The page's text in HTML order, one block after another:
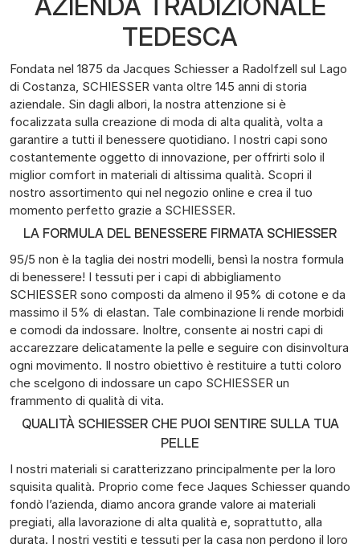
TEDESCA
Fondata nel 1875 da Jacques Schiesser a Radolfzell sul Lago
di Costanza, SCHIESSER vanta oltre 145 anni di storia
aziendale. Sin dagli albori, la nostra attenzione si è
focalizzata sulla creazione di moda di alta qualità, volta a
garantire a tutti il benessere quotidiano. I nostri capi sono
costantemente oggetto di innovazione, per offrirti solo il
miglior comfort in materiali di altissima qualità. Scopri il
nostro assortimento qui nel negozio online e crea il tuo
momento perfetto grazie a SCHIESSER.
LA FORMULA DEL BENESSERE FIRMATA SCHIESSER
95/5 non è la taglia dei nostri modelli, bensì la nostra formula
di benessere! I tessuti per i capi di abbigliamento
SCHIESSER sono composti da almeno il 95% di cotone e da
massimo il 5% di elastan. Tale combinazione li rende morbidi
e comodi da indossare. Inoltre, consente ai nostri capi di
accarezzare delicatamente la pelle e seguire con disinvoltura
ogni movimento. Il nostro obiettivo è restituire a tutti coloro
che scelgono di indossare un capo SCHIESSER un
frammento di qualità di vita.
QUALITÀ SCHIESSER CHE PUOI SENTIRE SULLA TUA
PELLE
I nostri materiali si caratterizzano principalmente per la loro
squisita qualità. Proprio come fece Jaques Schiesser quando
fondò l’azienda, diamo ancora grande valore ai materiali
pregiati, alla lavorazione di alta qualità e, soprattutto, alla
durata. I nostri vestiti e tessuti per la casa non perdono il loro